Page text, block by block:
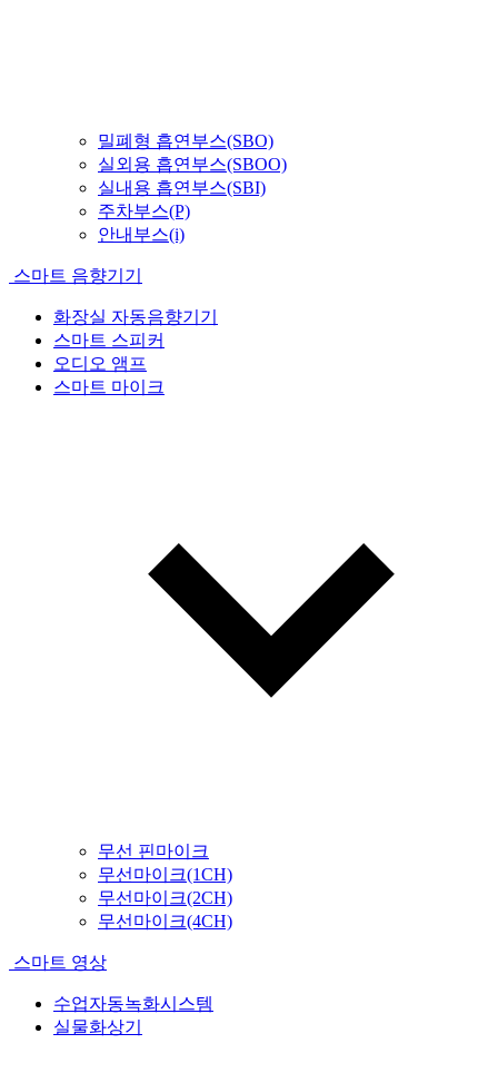
밀폐형 흡연부스(SBO)
실외용 흡연부스(SBOO)
실내용 흡연부스(SBI)
주차부스(P)
안내부스(i)
스마트 음향기기
화장실 자동음향기기
스마트 스피커
오디오 앰프
스마트 마이크
무선 핀마이크
무선마이크(1CH)
무선마이크(2CH)
무선마이크(4CH)
스마트 영상
수업자동녹화시스템
실물화상기